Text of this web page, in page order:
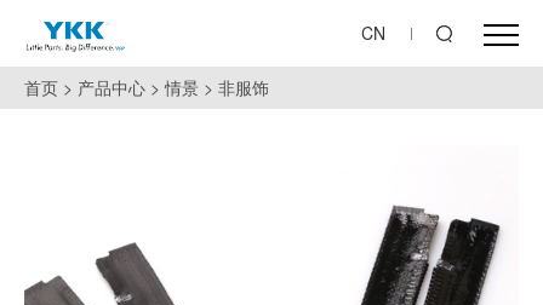
CN
首页 > 产品中心 >情景 > 非服饰